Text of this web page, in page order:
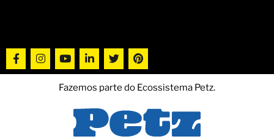
Fazemos parte do Ecossistema Petz.